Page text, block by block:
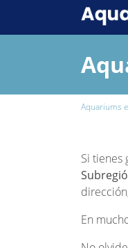
Aquariums
Si tienes
En